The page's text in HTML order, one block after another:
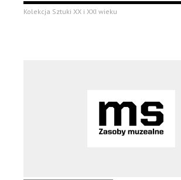
Kolekcja Sztuki XX i XXI wieku